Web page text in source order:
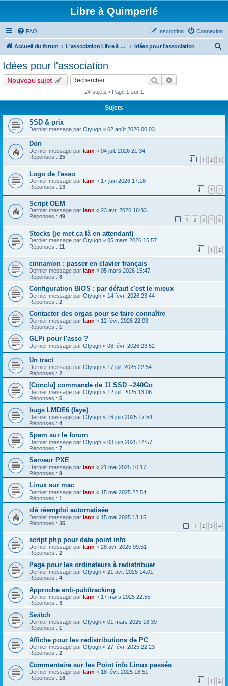
Libre à Quimperlé
FAQ Connexion
Inscription
Accueil du forum L'association Libre à Quimperlé Idées pour l'association
r
Idées pour l'association
Nouveau sujet Rechercher
24 sujets • Page 1 sur 1
Sujets
SSD & prix
Dernier message par Otyugh « 02 août 2026 00:03
Don
Dernier message par lann « 04 juil. 2026 21:34
Réponses : 25 1 2 3
Logo de l'asso
Dernier message par lann « 17 juin 2026 17:18
Réponses : 13 1 2
Script OEM
Dernier message par lann « 23 avr. 2026 16:33
Réponses : 49 1 2 3 4 5
Stocks (je met ça là en attendant)
Dernier message par Otyugh « 05 mars 2026 15:57
Réponses : 11 1 2
cinnamon : passer en clavier français
Dernier message par lann « 05 mars 2026 15:47
Réponses : 8
Configuration BIOS : par défaut c'est le mieux
Dernier message par Otyugh « 14 févr. 2026 23:44
Réponses : 2
Contacter des orgas pour se faire connaître
Dernier message par lann « 12 févr. 2026 22:03
Réponses : 1
GLPi pour l'asso ?
Dernier message par Otyugh « 08 févr. 2026 23:52
Un tract
Dernier message par Otyugh « 17 juil. 2025 22:54
Réponses : 2
[Conclu] commande de 11 SSD ~240Go
Dernier message par Otyugh « 12 juil. 2025 13:06
Réponses : 5
bugs LMDE6 (faye)
Dernier message par Otyugh « 16 juin 2025 17:54
Réponses : 4
Spam sur le forum
Dernier message par Otyugh « 08 juin 2025 14:57
Réponses : 7
Serveur PXE
Dernier message par lann « 21 mai 2025 10:17
Réponses : 9
Linux sur mac
Dernier message par lann « 15 mai 2025 22:54
Réponses : 1
clé réemploi automatisée
Dernier message par lann « 15 mai 2025 13:15
Réponses : 35 1 2 3 4
script php pour date point info
Dernier message par lann « 28 avr. 2025 09:51
Réponses : 2
Page pour les ordinateurs à redistribuer
Dernier message par Otyugh « 21 avr. 2025 14:01
Réponses : 4
Approche anti-pub/tracking
Dernier message par lann « 17 mars 2025 22:55
Réponses : 3
Switch
Dernier message par Otyugh « 01 mars 2025 18:39
Réponses : 1
Affiche pour les redistributions de PC
Dernier message par Otyugh « 27 févr. 2025 22:23
Réponses : 2
Commentaire sur les Point info Linux passés
Dernier message par lann « 18 févr. 2025 18:51
Réponses : 16 1 2